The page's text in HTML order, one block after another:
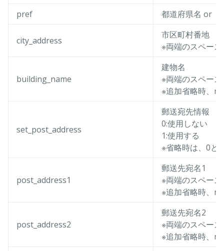
pref
都道府県名 or
city_address
市区町村番地
※両端のスペー
building_name
建物名
※両端のスペー
※追加省略時、
set_post_address
郵送宛先情報
0:使用しない
1:使用する
※省略時は、0と
post_address1
郵送先宛名1
※両端のスペー
※追加省略時、
post_address2
郵送先宛名2
※両端のスペー
※追加省略時、